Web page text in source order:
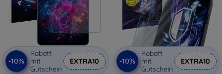
-10%
Rabatt
mit
Gutschein
EXTRA10 -10%
Rabatt
mit
Gutschein
EXTRA10